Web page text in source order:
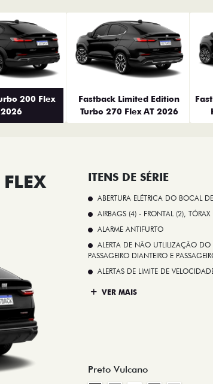
200 Flex
Fastback Limited Edition
Turbo 270 Flex AT 2026
ITENS DE SÉRIE
ABERTURA ELÉTRICA DO BOCAL
AIRBAGS (4) - FRONTAL (2),
ALARME ANTIFURTO
ALERTA DE NÃO UTLILIZAÇÃO
PASSAGEIRO DIANTEIRO E
ALERTAS DE LIMITE DE
VER MAIS
Preto Vulcano